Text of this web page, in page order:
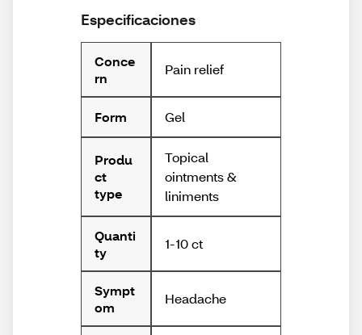
Especificaciones
Conce
rn
Pain relief
Form Gel
Produ
ct
type
Topical
ointments &
liniments
Quanti
ty
1-10 ct
Sympt
om
Headache